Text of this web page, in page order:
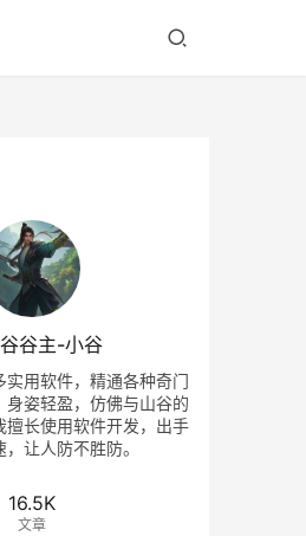
谷主-小谷
实用软件，精通各种奇门
身姿轻盈，仿佛与山谷的
擅长使用软件开发，出手
让人防不胜防。
16.5K
文章